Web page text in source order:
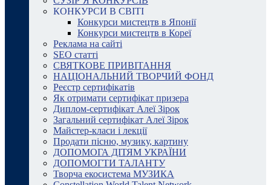
КОНКУРСИ В СВІТІ
Конкурси мистецтв в Японії
Конкурси мистецтв в Кореї
Реклама на сайті
SEO статті
СВЯТКОВЕ ПРИВІТАННЯ
НАЦІОНАЛЬНИЙ ТВОРЧИЙ ФОНД
Реєстр сертифікатів
Як отримати сертифікат призера
Диплом-сертифікат Алеї Зірок
Загальний сертифікат Алеї Зірок
Майстер-класи і лекції
Продати пісню, музику, картину
ДОПОМОГА ДІТЯМ УКРАЇНИ
ДОПОМОГТИ ТАЛАНТУ
Творча екосистема МУЗИКА